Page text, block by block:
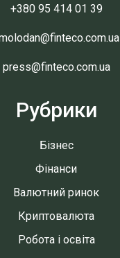
+380 95 414 01 39
press@finteco.com.ua
Рубрики
Бізнес
Фінанси
Валютний ринок
Криптовалюта
Робота і освіта